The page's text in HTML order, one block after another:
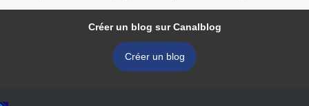
Créer un blog sur Canalblog
Créer un blog